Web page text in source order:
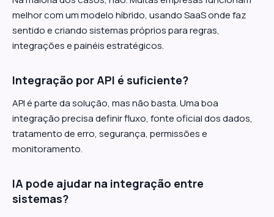
melhor com um modelo híbrido, usando SaaS onde faz
sentido e criando sistemas próprios para regras,
integrações e painéis estratégicos.
Integração por API é suficiente?
API é parte da solução, mas não basta. Uma boa
integração precisa definir fluxo, fonte oficial dos dados,
tratamento de erro, segurança, permissões e
monitoramento.
IA pode ajudar na integração entre
sistemas?